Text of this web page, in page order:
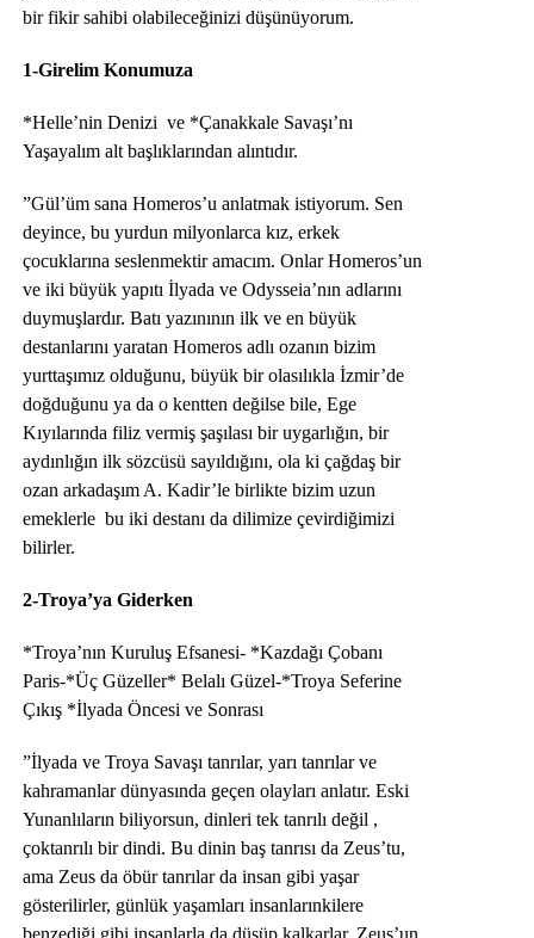
bir fikir sahibi olabileceğinizi düşünüyorum.
1-Girelim Konumuza
*Helle’nin Denizi ve *Çanakkale Savaşı’nı
Yaşayalım alt başlıklarından alıntıdır.
”Gül’üm sana Homeros’u anlatmak istiyorum. Sen
deyince, bu yurdun milyonlarca kız, erkek
çocuklarına seslenmektir amacım. Onlar Homeros’un
ve iki büyük yapıtı İlyada ve Odysseia’nın adlarını
duymuşlardır. Batı yazınının ilk ve en büyük
destanlarını yaratan Homeros adlı ozanın bizim
yurttaşımız olduğunu, büyük bir olasılıkla İzmir’de
doğduğunu ya da o kentten değilse bile, Ege
Kıyılarında filiz vermiş şaşılası bir uygarlığın, bir
aydınlığın ilk sözcüsü sayıldığını, ola ki çağdaş bir
ozan arkadaşım A. Kadir’le birlikte bizim uzun
emeklerle bu iki destanı da dilimize çevirdiğimizi
bilirler.
2-Troya’ya Giderken
*Troya’nın Kuruluş Efsanesi- *Kazdağı Çobanı
Paris-*Üç Güzeller* Belalı Güzel-*Troya Seferine
Çıkış *İlyada Öncesi ve Sonrası
”İlyada ve Troya Savaşı tanrılar, yarı tanrılar ve
kahramanlar dünyasında geçen olayları anlatır. Eski
Yunanlıların biliyorsun, dinleri tek tanrılı değil ,
çoktanrılı bir dindi. Bu dinin baş tanrısı da Zeus’tu,
ama Zeus da öbür tanrılar da insan gibi yaşar
gösterilirler, günlük yaşamları insanlarınkilere
benzediği gibi insanlarla da düşüp kalkarlar. Zeus’un